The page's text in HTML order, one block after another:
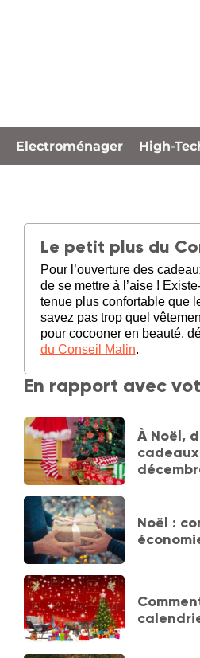
Electroménager High-
Le petit plus du
Pour l’ouverture des
de se mettre à l’aise !
tenue plus confortable que
savez pas trop quel
pour cocooner en beauté,
du Conseil Malin.
En rapport avec
À Noël,
Noël :